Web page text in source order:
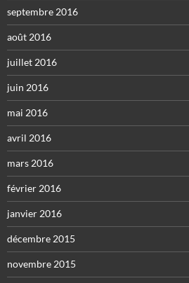
septembre 2016
août 2016
juillet 2016
juin 2016
mai 2016
avril 2016
mars 2016
février 2016
janvier 2016
décembre 2015
novembre 2015